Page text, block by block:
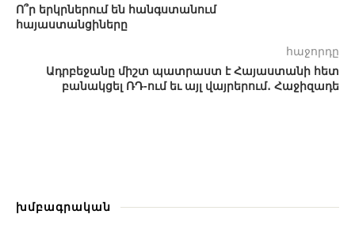
Ո՞ր երկրներում են հանգստանում
հայաստանցիները
հաջորդը
Ադրբեջանը միշտ պատրաստ է Հայաստանի հետ
բանակցել ՌԴ-ում եւ այլ վայրերում․ Հաջիզադե
խմբագրական